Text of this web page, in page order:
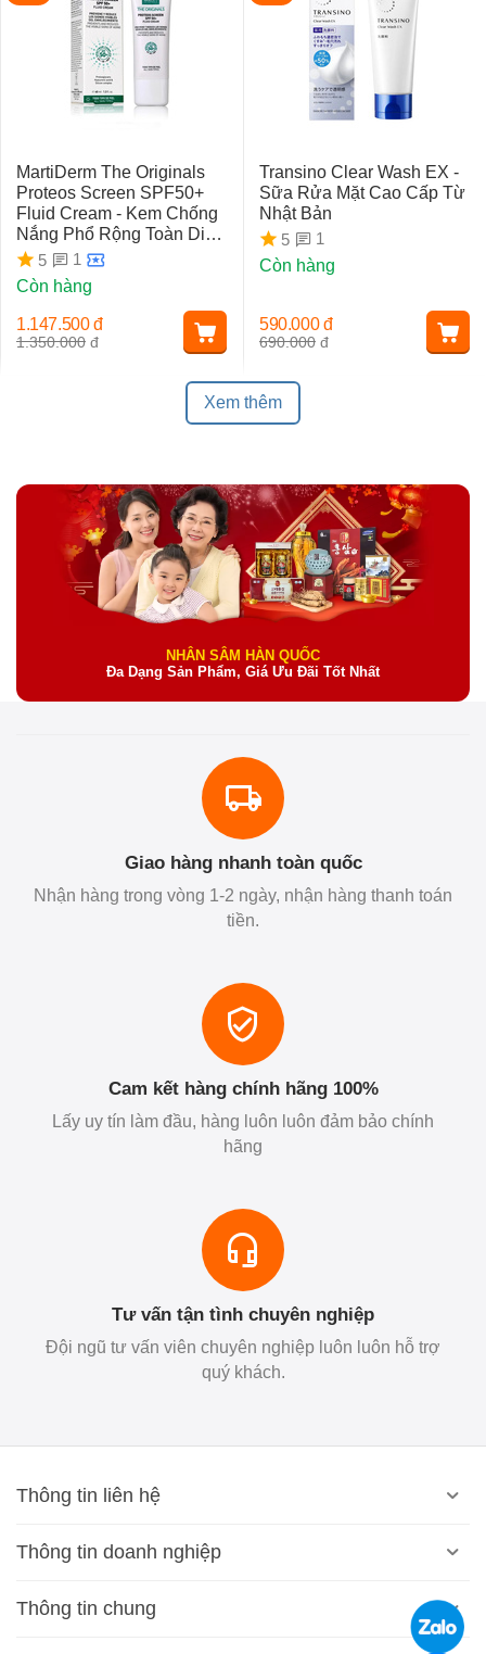
MartiDerm The Originals
Proteos Screen SPF50+
Fluid Cream - Kem Chống
Nắng Phổ Rộng Toàn Diện
Ngừa Lão Hóa, Nám Da
5
1
Còn hàng
1.350.000 đ
1.147.500 đ
Transino Clear Wash EX -
Sữa Rửa Mặt Cao Cấp Từ
Nhật Bản
5
1
Còn hàng
690.000 đ
590.000 đ
Xem thêm
NHÂN SÂM HÀN QUỐC
Đa Dạng Sản Phẩm, Giá Ưu Đãi Tốt Nhất
Giao hàng nhanh toàn quốc
Nhận hàng trong vòng 1-2 ngày, nhận hàng thanh toán
tiền.
Cam kết hàng chính hãng 100%
Lấy uy tín làm đầu, hàng luôn luôn đảm bảo chính
hãng
Tư vấn tận tình chuyên nghiệp
Đội ngũ tư vấn viên chuyên nghiệp luôn luôn hỗ trợ
quý khách.
Thông tin liên hệ
Thông tin doanh nghiệp
Thông tin chung